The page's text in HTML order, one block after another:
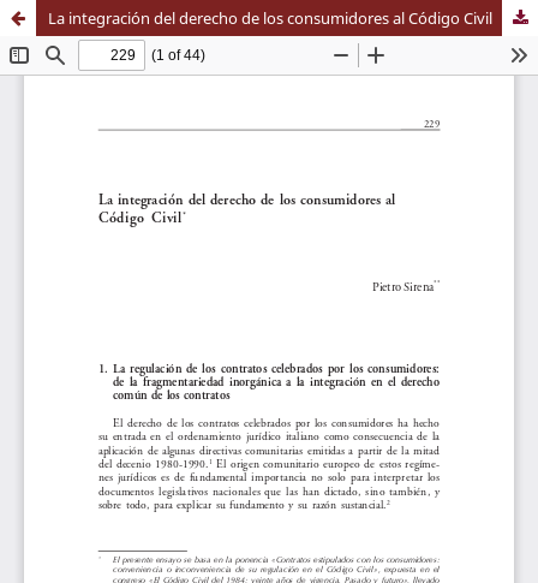
La integración del derecho de los consumidores al Código Civil